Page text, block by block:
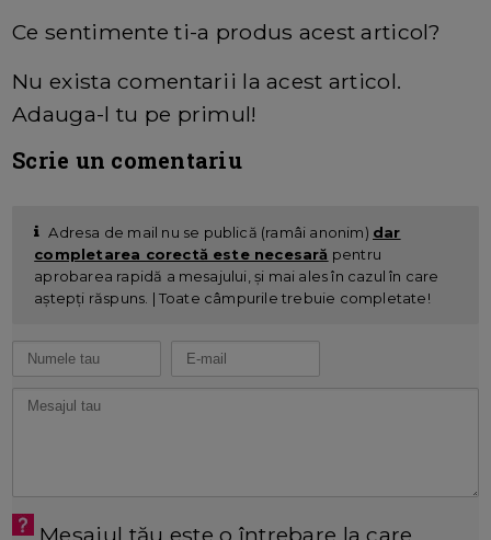
Ce sentimente ti-a produs acest articol?
Nu exista comentarii la acest articol.
Adauga-l tu pe primul!
Scrie un comentariu
Adresa de mail nu se publică (ramâi anonim) dar
completarea corectă este necesară pentru
aprobarea rapidă a mesajului, și mai ales în cazul în care
aștepți răspuns. | Toate câmpurile trebuie completate!
Mesajul tău este o întrebare la care